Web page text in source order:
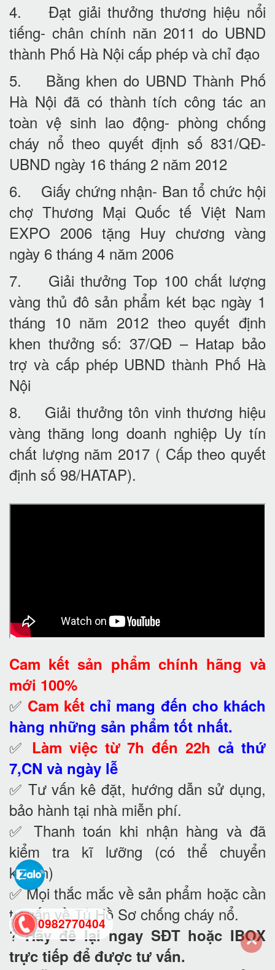
4. Đạt giải thưởng thương hiệu nổi
tiếng- chân chính năn 2011 do UBND
thành Phố Hà Nội cấp phép và chỉ đạo
5. Bằng khen do UBND Thành Phố
Hà Nội đã có thành tích công tác an
toàn vệ sinh lao động- phòng chống
cháy nổ theo quyết định số 831/QĐ-
UBND ngày 16 tháng 2 năm 2012
6. Giấy chứng nhận- Ban tổ chức hội
chợ Thương Mại Quốc tế Việt Nam
EXPO 2006 tặng Huy chương vàng
ngày 6 tháng 4 năm 2006
7. Giải thưởng Top 100 chất lượng
vàng thủ đô sản phẩm két bạc ngày 1
tháng 10 năm 2012 theo quyết định
khen thưởng số: 37/QĐ – Hatap bảo
trợ và cấp phép UBND thành Phố Hà
Nội
8. Giải thưởng tôn vinh thương hiệu
vàng thăng long doanh nghiệp Uy tín
chất lượng năm 2017 ( Cấp theo quyết
định số 98/HATAP).
Cam kết sản phẩm chính hãng và
mới 100%
✅ Cam kết chỉ mang đến cho khách
hàng những sản phẩm tốt nhất.
✅ Làm việc từ 7h đến 22h cả thứ
7,CN và ngày lễ
✅ Tư vấn kê đặt, hướng dẫn sử dụng,
bảo hành tại nhà miễn phí.
✅ Thanh toán khi nhận hàng và đã
kiểm tra kĩ lưỡng (có thể chuyển
khoản)
✅ Mọi thắc mắc về sản phẩm hoặc cần
tư vấn về Tủ Hồ Sơ chống cháy nổ.
?Hãy để lại ngay SĐT hoặc IBOX
trực tiếp để được tư vấn.
0982770404